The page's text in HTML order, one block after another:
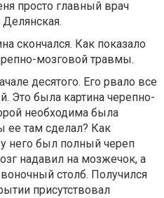
просто главный врач
Делянская.
скончался. Как показало
мозговой травмы.
десятого. Его рвало все
Это была картина черепно-
необходима была
ее там сделал? Как
него был полный череп
надавил на мозжечок, а
столб. Получился
присутствовал